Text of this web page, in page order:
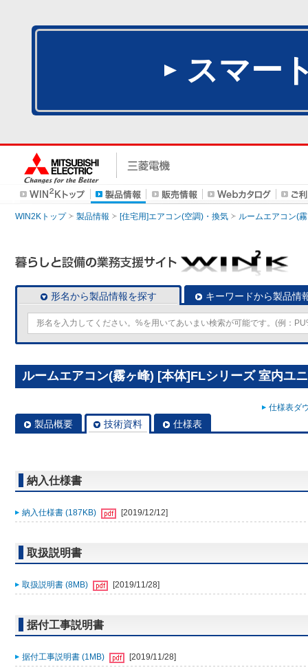
スマー
WIN2Kトップ 製品情報 [住宅用]エアコン(空調)・換気 ルームエアコン(
形名から製品情報を探す キーワードから製品情
ルームエアコン(霧ヶ峰) [本体]FLシリーズ 室内ユ
仕様表ダ
製品概要 技術資料 仕様表
納入仕様書
納入仕様書 (187KB) [2019/12/12]
取扱説明書
取扱説明書 (8MB) [2019/11/28]
据付工事説明書
据付工事説明書 (1MB) [2019/11/28]